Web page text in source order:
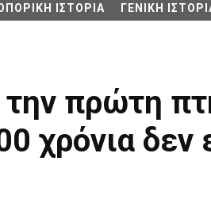
ΙΣΤΟΡΙΑ ΓΕΝΙΚΗ
την πρώτη
χρόνια δεν